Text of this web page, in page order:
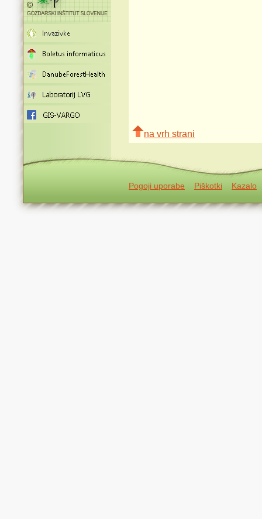
na vrh strani
Pogoji uporabe Piškotki Kazalo